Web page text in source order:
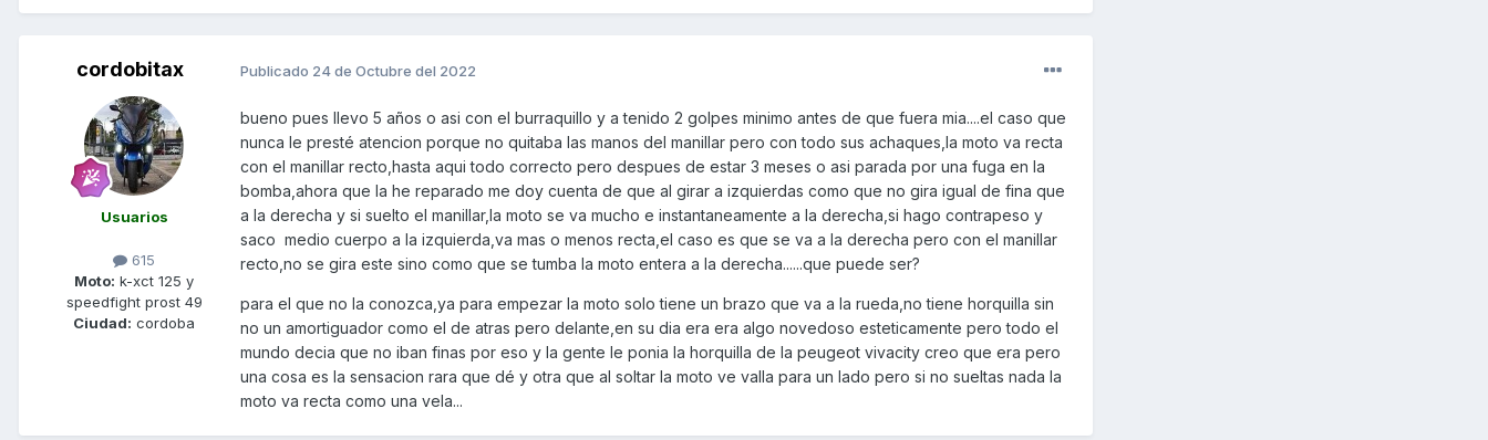
cordobitax
Usuarios
615
Moto: k-xct 125 y
speedfight prost 49
Ciudad: cordoba
Publicado 24 de Octubre del 2022
bueno pues llevo 5 años o asi con el burraquillo y a tenido 2 golpes minimo antes de que fuera mia....el caso que
nunca le presté atencion porque no quitaba las manos del manillar pero con todo sus achaques,la moto va recta
con el manillar recto,hasta aqui todo correcto pero despues de estar 3 meses o asi parada por una fuga en la
bomba,ahora que la he reparado me doy cuenta de que al girar a izquierdas como que no gira igual de fina que
a la derecha y si suelto el manillar,la moto se va mucho e instantaneamente a la derecha,si hago contrapeso y
saco medio cuerpo a la izquierda,va mas o menos recta,el caso es que se va a la derecha pero con el manillar
recto,no se gira este sino como que se tumba la moto entera a la derecha......que puede ser?
para el que no la conozca,ya para empezar la moto solo tiene un brazo que va a la rueda,no tiene horquilla sin
no un amortiguador como el de atras pero delante,en su dia era era algo novedoso esteticamente pero todo el
mundo decia que no iban finas por eso y la gente le ponia la horquilla de la peugeot vivacity creo que era pero
una cosa es la sensacion rara que dé y otra que al soltar la moto ve valla para un lado pero si no sueltas nada la
moto va recta como una vela...